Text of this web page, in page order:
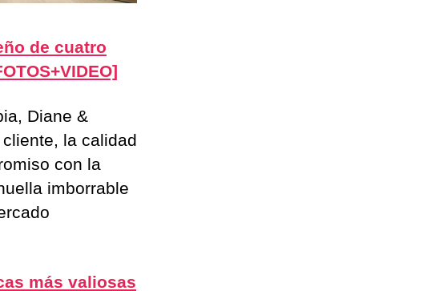
de cuatro
Diane &
la calidad
con la
imborrable
más valiosas